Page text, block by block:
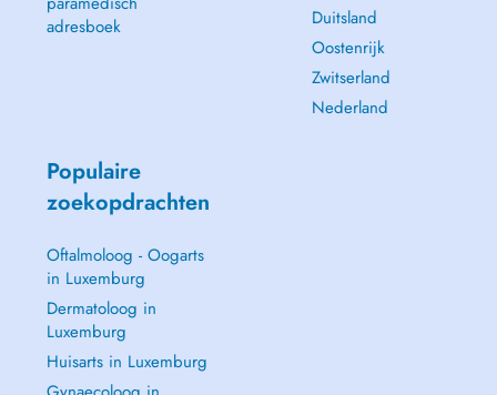
adresboek
Duitsland
Oostenrijk
Zwitserland
Nederland
Populaire
zoekopdrachten
Oftalmoloog - Oogarts
in Luxemburg
Dermatoloog in
Luxemburg
Huisarts in Luxemburg